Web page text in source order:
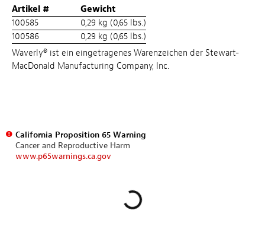
Artikel #
Gewicht
100585
0,29 kg (0,65 lbs.)
100586
0,29 kg (0,65 lbs.)
Waverly® ist ein eingetragenes Warenzeichen der Stewart-
MacDonald Manufacturing Company, Inc.
California Proposition 65 Warning
Cancer and Reproductive Harm
www.p65warnings.ca.gov